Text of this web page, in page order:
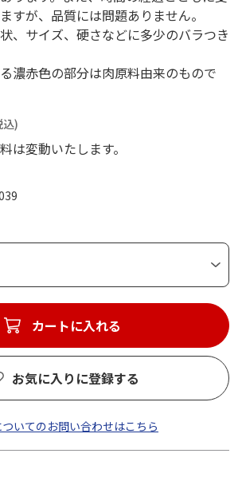
すが、品質には問題ありません。
、サイズ、硬さなどに多少のバラつき
濃赤色の部分は肉原料由来のもので
込)
は変動いたします。
カートに入れる
お気に入りに登録する
いてのお問い合わせはこちら